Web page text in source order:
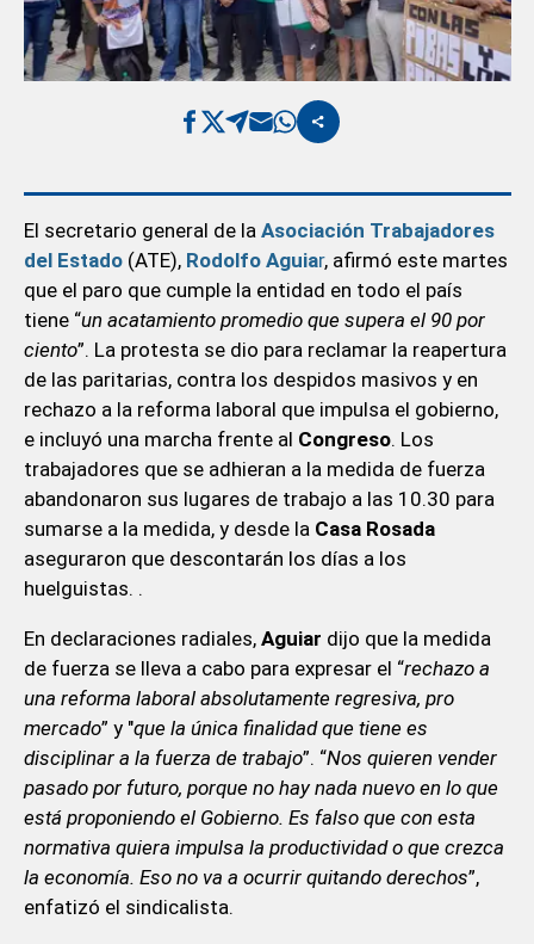
El secretario general de la Asociación Trabajadores
del Estado (ATE), Rodolfo Aguiar, afirmó este martes
que el paro que cumple la entidad en todo el país
tiene “un acatamiento promedio que supera el 90 por
ciento”. La protesta se dio para reclamar la reapertura
de las paritarias, contra los despidos masivos y en
rechazo a la reforma laboral que impulsa el gobierno,
e incluyó una marcha frente al Congreso. Los
trabajadores que se adhieran a la medida de fuerza
abandonaron sus lugares de trabajo a las 10.30 para
sumarse a la medida, y desde la Casa Rosada
aseguraron que descontarán los días a los
huelguistas. .
En declaraciones radiales, Aguiar dijo que la medida
de fuerza se lleva a cabo para expresar el “rechazo a
una reforma laboral absolutamente regresiva, pro
mercado” y "que la única finalidad que tiene es
disciplinar a la fuerza de trabajo”. “Nos quieren vender
pasado por futuro, porque no hay nada nuevo en lo que
está proponiendo el Gobierno. Es falso que con esta
normativa quiera impulsa la productividad o que crezca
la economía. Eso no va a ocurrir quitando derechos”,
enfatizó el sindicalista.